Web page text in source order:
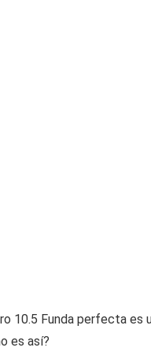
10.5 Funda perfecta es
es así?